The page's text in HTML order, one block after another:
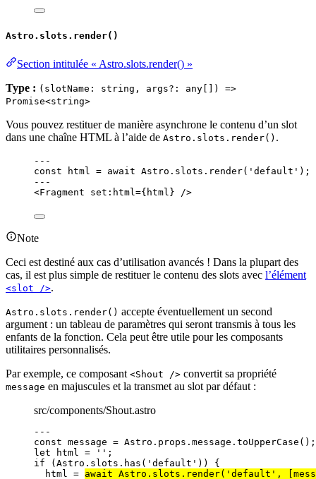
Astro.slots.render()
Section intitulée « Astro.slots.render() »
Type : (slotName: string, args?: any[]) =>
Promise<string>
Vous pouvez restituer de manière asynchrone le contenu d’un slot
dans une chaîne HTML à l’aide de Astro.slots.render() .
---
const
html = await Astro . slots . render( ' default ' );
---
<Fragment set:html ={ html } />
Note
Ceci est destiné aux cas d’utilisation avancés ! Dans la plupart des
cas, il est plus simple de restituer le contenu des slots avec l’élément
<slot />.
Astro.slots.render() accepte éventuellement un second
argument : un tableau de paramètres qui seront transmis à tous les
enfants de la fonction. Cela peut être utile pour les composants
utilitaires personnalisés.
Par exemple, ce composant <Shout /> convertit sa propriété
message en majuscules et la transmet au slot par défaut :
src/components/Shout.astro
---
const message = Astro . props . message . toUpperCase ();
let
html = '' ;
if (Astro . slots . has ( ' default ' )) {
html = await Astro . slots . render( ' default ' ,